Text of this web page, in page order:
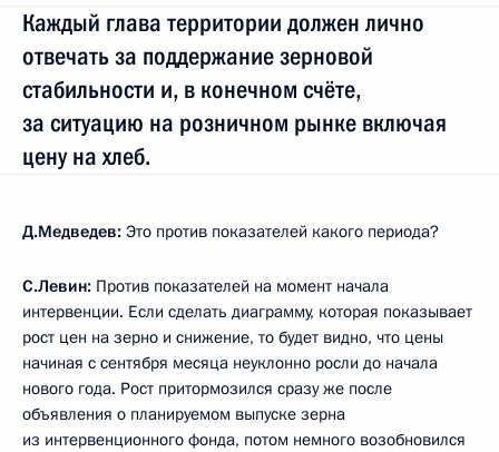
Каждый глава территории должен лично
отвечать за поддержание зерновой
стабильности и, в конечном счёте,
за ситуацию на розничном рынке включая
цену на хлеб.
Д.Медведев: Это против показателей какого периода?
С.Левин: Против показателей на момент начала
интервенции. Если сделать диаграмму, которая показывает
рост цен на зерно и снижение, то будет видно, что цены
начиная с сентября месяца неуклонно росли до начала
нового года. Рост притормозился сразу же после
объявления о планируемом выпуске зерна
из интервенционного фонда, потом немного возобновился